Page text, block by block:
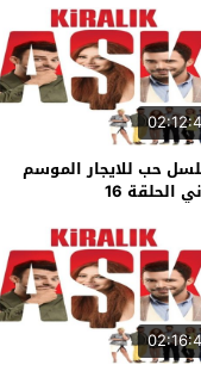
حب للايجار الموسم
الحلقة 16